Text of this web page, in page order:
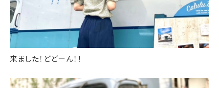
来ました！どどーん！！